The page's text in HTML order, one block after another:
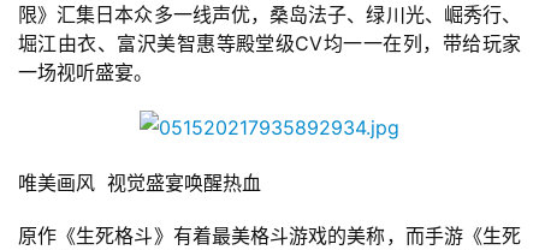
限》汇集日本众多一线声优，桑岛法子、绿川光、崛秀行、
堀江由衣、富沢美智惠等殿堂级CV均一一在列，带给玩家
一场视听盛宴。
唯美画风  视觉盛宴唤醒热血
原作《生死格斗》有着最美格斗游戏的美称，而手游《生死